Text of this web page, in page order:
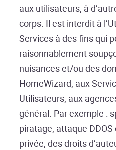
aux utilisateurs, à
corps. Il est interdit à
Services à des fins qui
raisonnablement
nuisances et/ou des
HomeWizard, aux
Utilisateurs, aux
général. Par exemple :
piratage, attaque
privée, des droits